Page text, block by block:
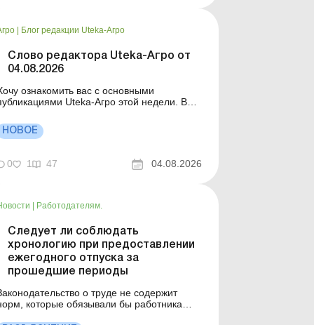
Блог редакции Uteka-Агро
Слово редактора Uteka-Агро от
04.08.2026
ознакомить вас с основными
Uteka-Агро этой недели. В
давности для налоговых проверок,
расходов на восстановление
производство и плановую себестоимость в
передачу земли
НОВОЕ
0 1 47 04.08.2026
Работодателям.
Следует ли соблюдать
хронологию при предоставлении
ежегодного отпуска за
прошедшие периоды
о труде не содержит
которые обязывали бы работника